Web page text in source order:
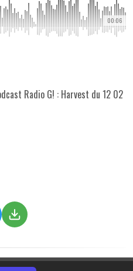
00:06
Radio G! : Harvest du 12 02